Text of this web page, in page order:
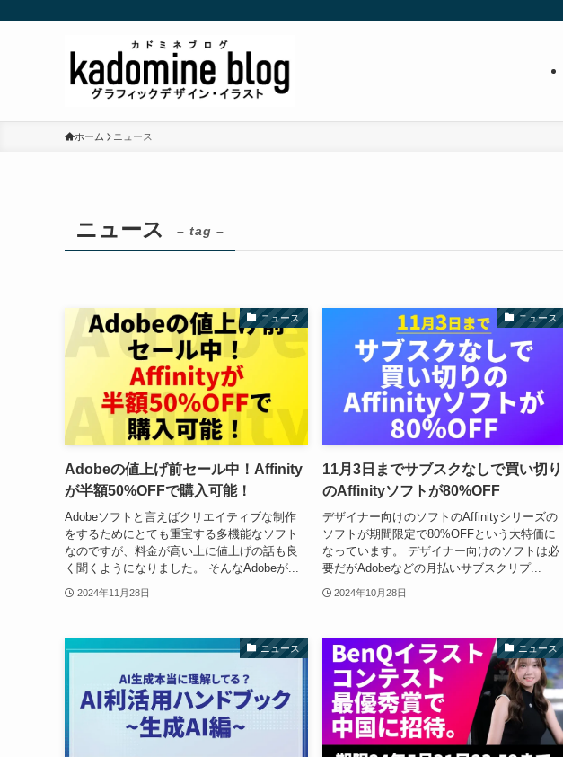
ホーム ニュース
ニュース – tag –
ニュース
Adobeの値上げ前セール中！Affinity
が半額50%OFFで購入可能！
Adobeソフトと言えばクリエイティブな制作
をするためにとても重宝する多機能なソフト
なのですが、料金が高い上に値上げの話も良
く聞くようになりました。 そんなAdobeが...
2024年11月28日
ニュース
11月3日までサブスクなしで買い切り
のAffinityソフトが80%OFF
デザイナー向けのソフトのAffinityシリーズの
ソフトが期間限定で80%OFFという大特価に
なっています。 デザイナー向けのソフトは必
要だがAdobeなどの月払いサブスクリプ...
2024年10月28日
ニュース ニュース